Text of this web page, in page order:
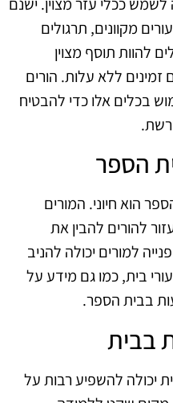
מקוונים, תרגולים
להוות תוסף מצוין
ללא עלות. הורים
בכלים אלו כדי להבטיח
הספר
הוא חיוני. המורים
להורים להבין את
למורים יכולה להניב
בית, כמו גם מידע על
בבית הספר.
בבית
יכולה להשפיע רבות על